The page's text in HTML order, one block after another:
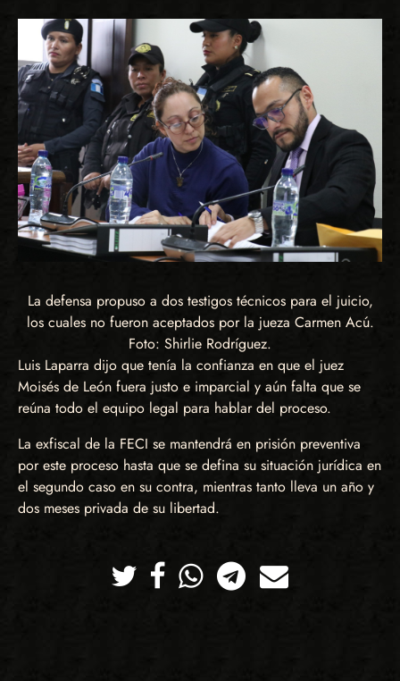
La defensa propuso a dos testigos técnicos para el juicio,
los cuales no fueron aceptados por la jueza Carmen Acú.
Foto: Shirlie Rodríguez.
Luis Laparra dijo que tenía la confianza en que el juez
Moisés de León fuera justo e imparcial y aún falta que se
reúna todo el equipo legal para hablar del proceso.
La exfiscal de la FECI se mantendrá en prisión preventiva
por este proceso hasta que se defina su situación jurídica en
el segundo caso en su contra, mientras tanto lleva un año y
dos meses privada de su libertad.
TwitterFacebookWhatsappTelegramCorreo